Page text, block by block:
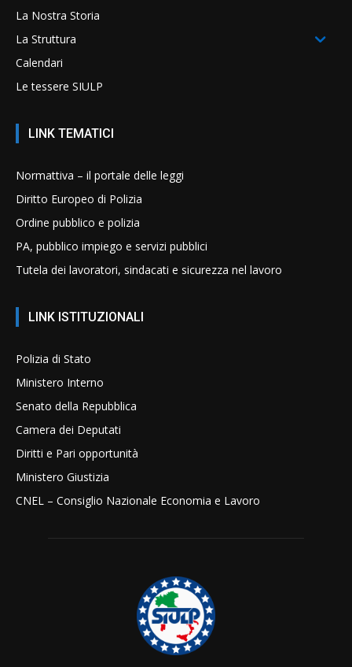
La Nostra Storia
La Struttura
Calendari
Le tessere SIULP
LINK TEMATICI
Normattiva – il portale delle leggi
Diritto Europeo di Polizia
Ordine pubblico e polizia
PA, pubblico impiego e servizi pubblici
Tutela dei lavoratori, sindacati e sicurezza nel lavoro
LINK ISTITUZIONALI
Polizia di Stato
Ministero Interno
Senato della Repubblica
Camera dei Deputati
Diritti e Pari opportunità
Ministero Giustizia
CNEL – Consiglio Nazionale Economia e Lavoro